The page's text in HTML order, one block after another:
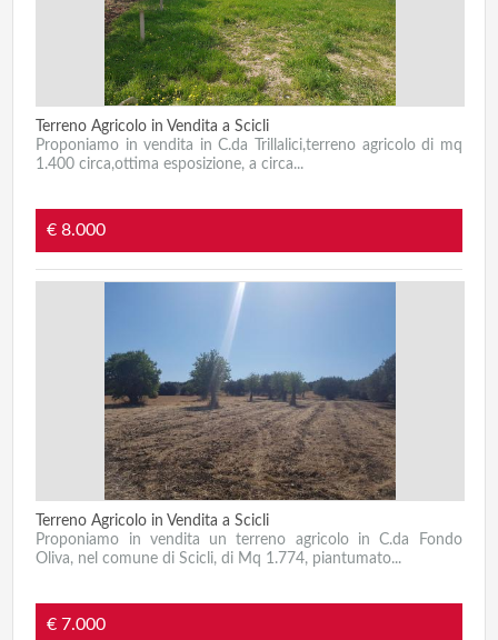
Terreno Agricolo in Vendita a Scicli
Proponiamo in vendita in C.da Trillalici,terreno agricolo di mq
1.400 circa,ottima esposizione, a circa...
€ 8.000
Terreno Agricolo in Vendita a Scicli
Proponiamo in vendita un terreno agricolo in C.da Fondo
Oliva, nel comune di Scicli, di Mq 1.774, piantumato...
€ 7.000